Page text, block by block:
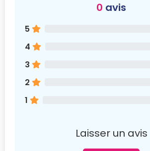
0 avis
5
4
3
2
1
Laisser un avis